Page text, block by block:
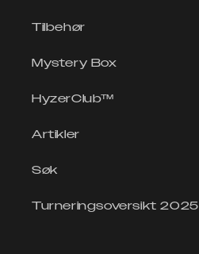
Tilbehør
Mystery Box
HyzerClub™
Artikler
Søk
Turneringsoversikt 2025